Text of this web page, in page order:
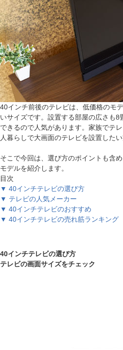
40インチ前後のテレビは、低価格のモ
いサイズです。設置する部屋の広さも8
できるので人気があります。家族でテ
人暮らしで大画面のテレビを設置した
そこで今回は、選び方のポイントも含
モデルを紹介します。
目次
▼ 40インチテレビの選び方
▼ テレビの人気メーカー
▼ 40インチテレビのおすすめ
▼ 40インチテレビの売れ筋ランキング
40インチテレビの選び方
テレビの画面サイズをチェック